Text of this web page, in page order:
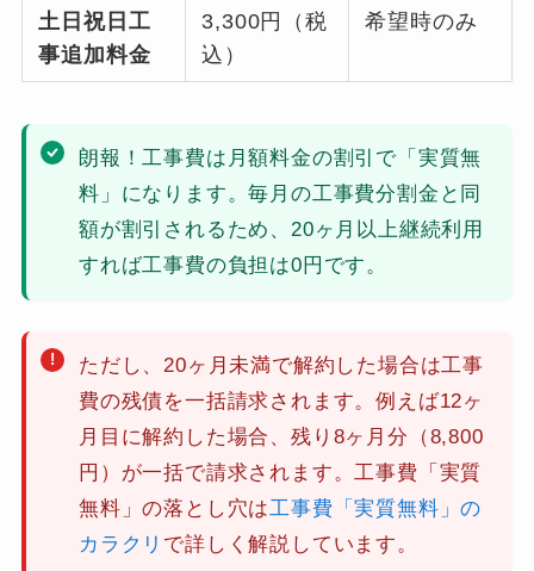
土日祝日工
事追加料金
3,300円（税
込）
希望時のみ
朗報！工事費は月額料金の割引で「実質無
料」になります。毎月の工事費分割金と同
額が割引されるため、20ヶ月以上継続利用
すれば工事費の負担は0円です。
ただし、20ヶ月未満で解約した場合は工事
費の残債を一括請求されます。例えば12ヶ
月目に解約した場合、残り8ヶ月分（8,800
円）が一括で請求されます。工事費「実質
無料」の落とし穴は工事費「実質無料」の
カラクリ で詳しく解説しています。